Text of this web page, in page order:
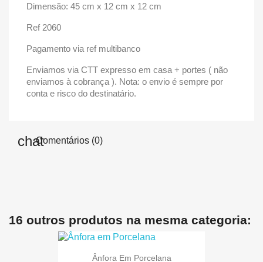
Dimensão: 45 cm x 12 cm x 12 cm
Ref 2060
Pagamento via ref multibanco
Enviamos via CTT expresso em casa + portes ( não
enviamos à cobrança ). Nota: o envio é sempre por
conta e risco do destinatário.
Comentários (0)
16 outros produtos na mesma categoria:
Ânfora Em Porcelana